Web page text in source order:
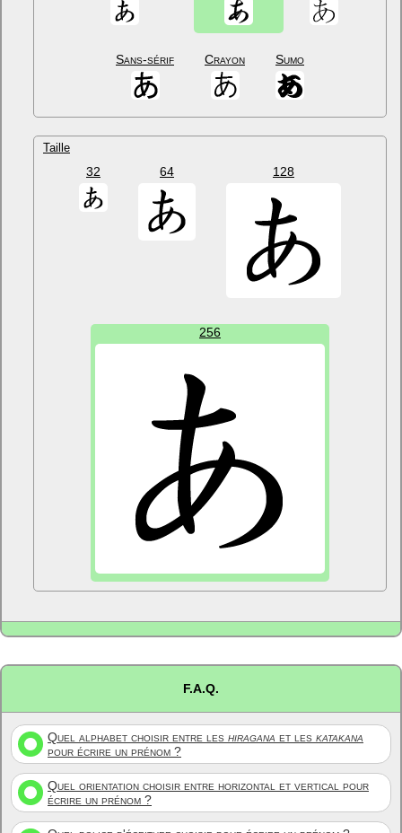
Sans-sérif Crayon Sumo
Taille
32 64 128
256
F.A.Q.
Quel alphabet choisir entre les hiragana et les katakana
pour écrire un prénom ?
Quel orientation choisir entre horizontal et vertical pour
écrire un prénom ?